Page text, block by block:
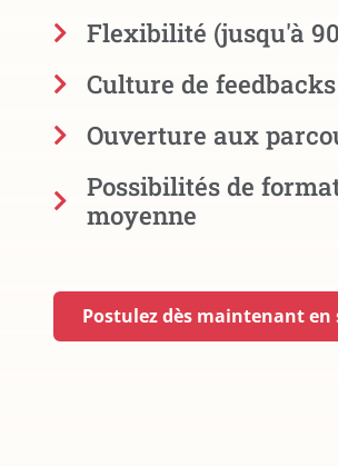
Flexibilité (jusqu'à
Culture de
Ouverture aux
Possibilités de
moyenne
Postulez dès maintenant